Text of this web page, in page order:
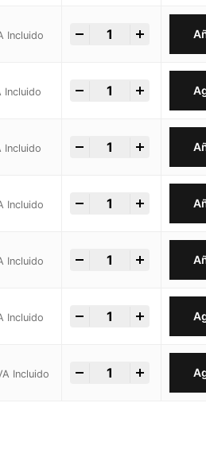
Incluido
-
Incluido
-
Incluido
-
Incluido
-
Incluido
-
Incluido
-
Incluido
-